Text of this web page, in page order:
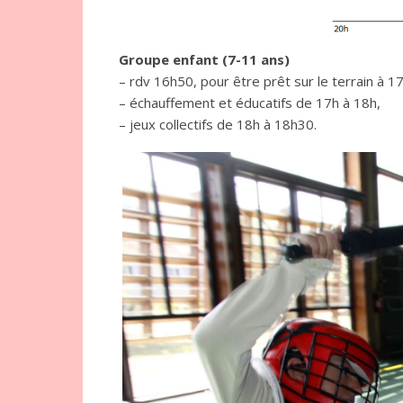
Groupe enfant (7-11 ans)
– rdv 16h50, pour être prêt sur le terrain à
– échauffement et éducatifs de 17h à 18h,
– jeux collectifs de 18h à 18h30.